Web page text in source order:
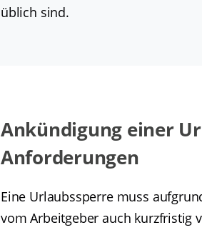
üblich sind.
Ankündigung einer
Anforderungen
Eine Urlaubssperre muss
vom Arbeitgeber auch kurzfristig